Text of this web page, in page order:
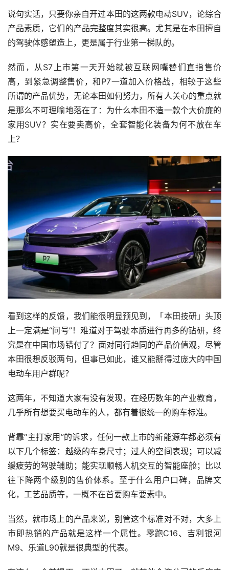
说句实话，只要你亲自开过本田的这两款电动SUV，论综合
产品素质，它们的产品完整度其实很高。尤其是在本田擅自
的驾驶体感塑造上，更是属于行业第一梯队的。
然而，从S7上市第一天开始就被互联网嘴替们直指售价
高，到紧急调整售价，和P7一道加入价格战，相较于这些
所谓的产品优势，无论本田如何努力，所有人关心的重点就
是那么不可理喻地落在了：为什么本田不造一款个大价廉的
家用SUV？实在要卖高价，全套智能化装备为何不放在车
上？
看到这样的反馈，我们能很明显预见到，「本田技研」头顶
上一定满是“问号”！难道对于驾驶本质进行再多的钻研，终
究是在中国市场错付了？面对同行趋同的产品价值观，尽管
本田很想反驳两句，但事已如此，谁又能掰得过庞大的中国
电动车用户群呢？
这两年，不知道大家有没有发现，在经历数年的产业教育，
几乎所有想要买电动车的人，都有着很统一的购车标准。
背靠“主打家用”的诉求，任何一款上市的新能源车都必须有
以下几个标签：越级的车身尺寸；过人的空间表现；可以减
缓疲劳的驾驶辅助；能实现顺畅人机交互的智能座舱；比以
往下降两个级别的售价体系。至于什么用户口碑，品牌文
化，工艺品质等，一概不在首要购车要素中。
当然，就市场上的产品来说，别管这个标准对不对，大多上
市即热销的产品就是这样一个属性。零跑C16、吉利银河
M9、乐道L90就是很典型的代表。